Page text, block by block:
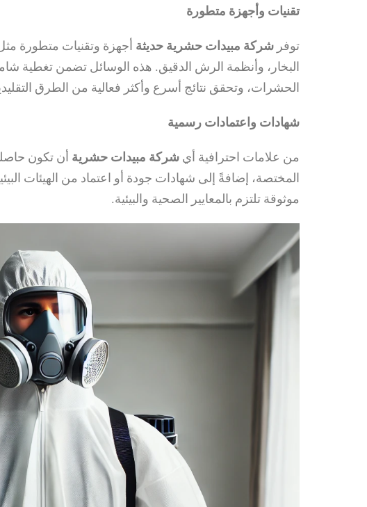
تقنيات وأجهزة متطورة
توفر شركة مبيدات حشرية حديثة أجهزة وتقنيات متطورة
البخار، وأنظمة الرش الدقيق. هذه الوسائل تضمن تغطية
الحشرات، وتحقق نتائج أسرع وأكثر فعالية من الطرق
شهادات واعتمادات رسمية
من علامات احترافية أي شركة مبيدات حشرية أن تكون
المختصة، إضافةً إلى شهادات جودة أو اعتماد من الهيئات
موثوقة تلتزم بالمعايير الصحية والبيئية.